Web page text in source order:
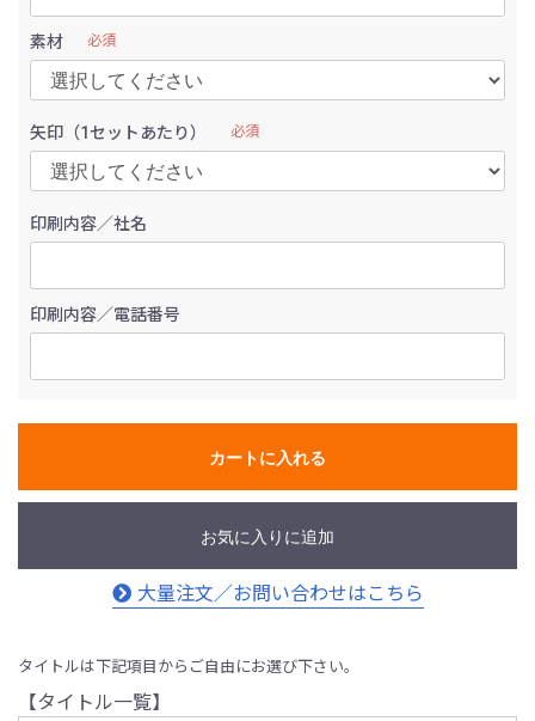
素材 必須
矢印（1セットあたり） 必須
印刷内容／社名
印刷内容／電話番号
カートに入れる
お気に入りに追加
大量注文／お問い合わせはこちら
タイトルは下記項目からご自由にお選び下さい。
【タイトル一覧】